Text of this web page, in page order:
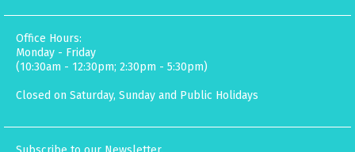
Office Hours:
Monday - Friday
(10:30am - 12:30pm; 2:30pm - 5:30pm)
Closed on Saturday, Sunday and Public Holidays